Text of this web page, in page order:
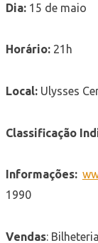
Dia: 15 de maio
Horário: 21h
Local: Ulysses
Classificação
Informações:
1990
Vendas: